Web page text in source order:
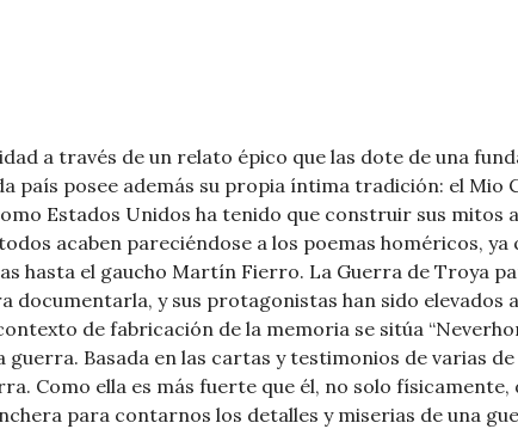
a través de un relato épico que las dote de una
posee además su propia íntima tradición: el Mio
Estados Unidos ha tenido que construir sus mitos
acaben pareciéndose a los poemas homéricos,
hasta el gaucho Martín Fierro. La Guerra de Troya
y sus protagonistas han sido elevados
de fabricación de la memoria se sitúa
Basada en las cartas y testimonios de varias
Como ella es más fuerte que él, no solo
para contarnos los detalles y miserias de una